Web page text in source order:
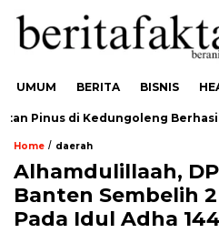
UMUM BERITA BISNIS
Pinus di Kedungoleng Berhasil
Home / daerah
Alhamdulillaah,
Banten Sembelih
Pada Idul Adha